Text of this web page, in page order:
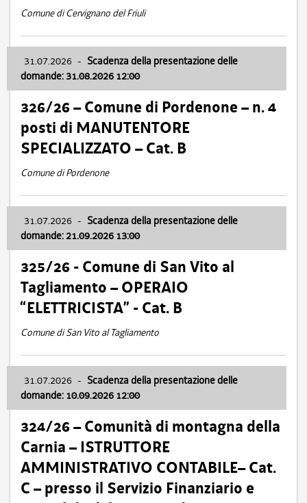
Comune di Cervignano del Friuli
31.07.2026 - Scadenza della presentazione delle
domande: 31.08.2026 12:00
326/26 – Comune di Pordenone – n. 4
posti di MANUTENTORE
SPECIALIZZATO – Cat. B
Comune di Pordenone
31.07.2026 - Scadenza della presentazione delle
domande: 21.09.2026 13:00
325/26 - Comune di San Vito al
Tagliamento – OPERAIO
“ELETTRICISTA” - Cat. B
Comune di San Vito al Tagliamento
31.07.2026 - Scadenza della presentazione delle
domande: 10.09.2026 12:00
324/26 – Comunità di montagna della
Carnia – ISTRUTTORE
AMMINISTRATIVO CONTABILE– Cat.
C – presso il Servizio Finanziario e